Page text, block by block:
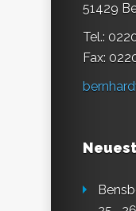
51429
Tel.:
Fax: